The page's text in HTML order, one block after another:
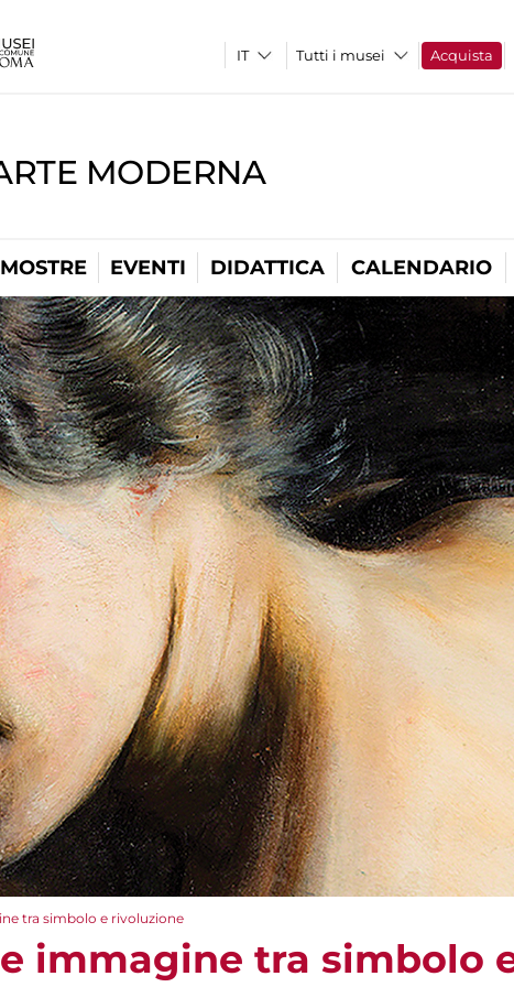
Tutti i musei Acquista
MODERNA
MOSTRE EVENTI DIDATTICA CALENDARIO
tra simbolo e rivoluzione
immagine tra simbolo